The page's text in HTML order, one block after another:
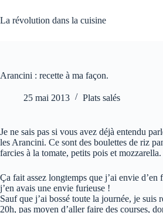
au
contenu
La révolution dans la cuisine
Arancini : recette à ma façon.
25 mai 2013 Plats salés
Je ne sais pas si vous avez déjà entendu
les Arancini. Ce sont des boulettes de riz
farcies à la tomate, petits pois et
Ça fait assez longtemps que j’ai envie d’en
j’en avais une envie furieuse !
Sauf que j’ai bossé toute la journée, je suis
20h, pas moyen d’aller faire des courses,